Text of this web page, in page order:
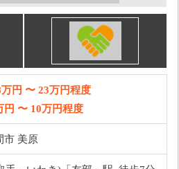
円 〜 23万円程度
円 〜 10万円程度
市 美原